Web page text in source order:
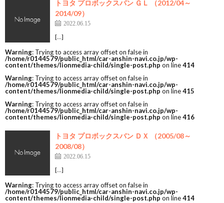
トヨタ プロボックスバン ＧＬ （2012/04～
2014/09）
2022.06.15
[…]
Warning: Trying to access array offset on false in
/home/r0144579/public_html/car-anshin-navi.co.jp/wp-
content/themes/lionmedia-child/single-post.php on line414
Warning: Trying to access array offset on false in
/home/r0144579/public_html/car-anshin-navi.co.jp/wp-
content/themes/lionmedia-child/single-post.php on line415
Warning: Trying to access array offset on false in
/home/r0144579/public_html/car-anshin-navi.co.jp/wp-
content/themes/lionmedia-child/single-post.php on line416
トヨタ プロボックスバン ＤＸ （2005/08～
2008/08）
2022.06.15
[…]
Warning: Trying to access array offset on false in
/home/r0144579/public_html/car-anshin-navi.co.jp/wp-
content/themes/lionmedia-child/single-post.php on line414